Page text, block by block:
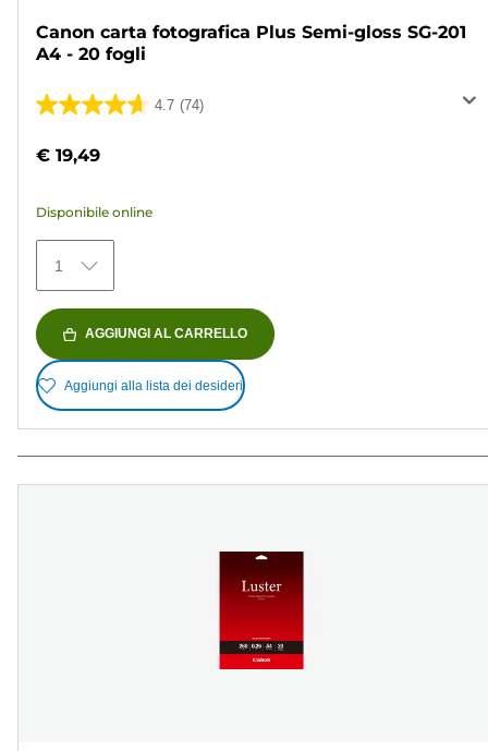
Canon carta fotografica Plus Semi-gloss SG-201
A4 - 20 fogli
4.7 (74)
4.7
5
74
recensioni
€ 19,49
Disponibile online
1
AGGIUNGI AL CARRELLO
Aggiungi alla lista dei desideri